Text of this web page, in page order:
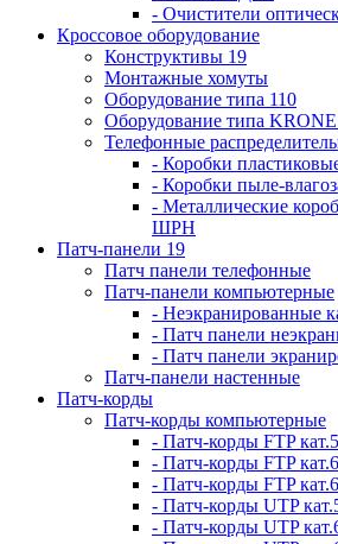
- Очистители
Кроссовое оборудование
Конструктивы 19
Монтажные хомуты
Оборудование типа 110
Оборудование типа
Телефонные
- Коробки
- Коробки пыле-
- Металлические
ШРН
Патч-панели 19
Патч панели телефонные
Патч-панели компьютерные
- Неэкранированные
- Патч панели
- Патч панели
Патч-панели настенные
Патч-корды
Патч-корды компьютерные
- Патч-корды FTP
- Патч-корды FTP
- Патч-корды FTP
- Патч-корды UTP
- Патч-корды UTP